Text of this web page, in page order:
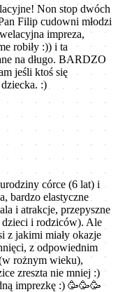
Non stop dwóch
Filip cudowni młodzi
impreza,
robiły :)) i ta
na długo. BARDZO
jeśli ktoś się
:)
córce (6 lat) i
bardzo elastyczne
i atrakcje, przepyszne
dzieci i rodziców). Ale
z jakimi miały okazje
z odpowiednim
rożnym wieku),
zreszta nie mniej :)
imprezkę :) 🥳🥳🥳